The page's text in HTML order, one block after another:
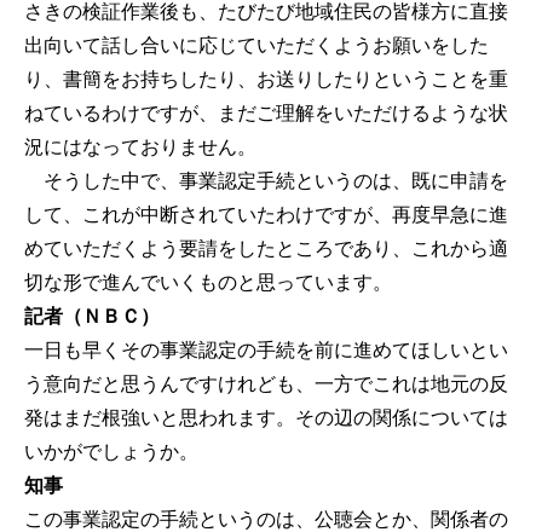
さきの検証作業後も、たびたび地域住民の皆様方に直接
出向いて話し合いに応じていただくようお願いをした
り、書簡をお持ちしたり、お送りしたりということを重
ねているわけですが、まだご理解をいただけるような状
況にはなっておりません。
そうした中で、事業認定手続というのは、既に申請を
して、これが中断されていたわけですが、再度早急に進
めていただくよう要請をしたところであり、これから適
切な形で進んでいくものと思っています。
記者（ＮＢＣ）
一日も早くその事業認定の手続を前に進めてほしいとい
う意向だと思うんですけれども、一方でこれは地元の反
発はまだ根強いと思われます。その辺の関係については
いかがでしょうか。
知事
この事業認定の手続というのは、公聴会とか、関係者の